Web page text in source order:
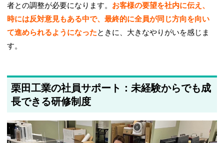
者との調整が必要になります。 お客様の要望を社内に伝え、
時には反対意見もある中で、最終的に全員が同じ方向を向い
て進められるようになったときに、大きなやりがいを感じま
す。
栗田工業の社員サポート：未経験からでも成
長できる研修制度